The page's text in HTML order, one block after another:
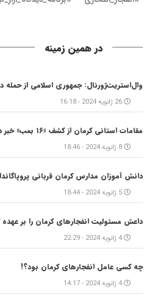
در همین زمینه
وال‌استریت‌ژورنال: جمهوری اسلامی از
26 ژانویه 2024 - 16:18
مقامات استانی کرمان از کشف «۱۶ بمب» خبر دادند؛ سپاه ثارالله تکذیب کرد
8 ژانویه 2024 - 18:46
دانش آموزان مدارس کرمان قربانی
5 ژانویه 2024 - 18:44
داعش مسئولیت انفجارهای کرمان را بر
4 ژانویه 2024 - 22:29
چه کسی عامل انفجارهای کرمان بود؟!
4 ژانویه 2024 - 14:17